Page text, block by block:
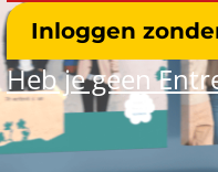
Inloggen
Heb je geen